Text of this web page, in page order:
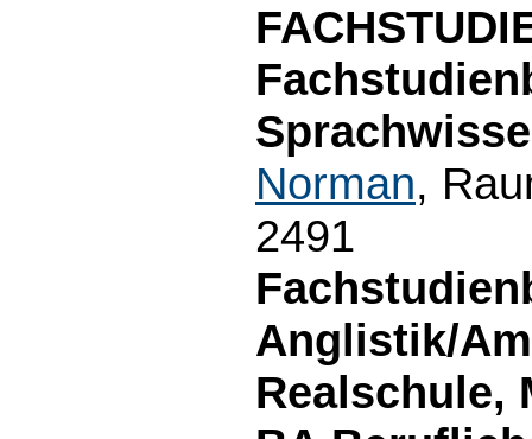
Norman,
2491
Anglistik/
Realschule,